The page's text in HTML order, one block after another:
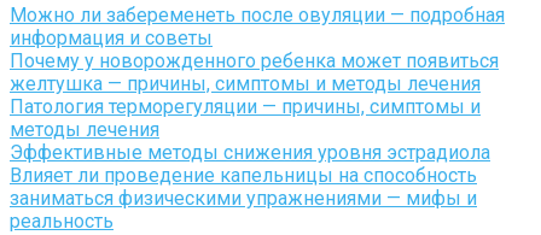
Можно ли забеременеть после овуляции — подробная
информация и советы
Почему у новорожденного ребенка может появиться
желтушка — причины, симптомы и методы лечения
Патология терморегуляции — причины, симптомы и
методы лечения
Эффективные методы снижения уровня эстрадиола
Влияет ли проведение капельницы на способность
заниматься физическими упражнениями — мифы и
реальность